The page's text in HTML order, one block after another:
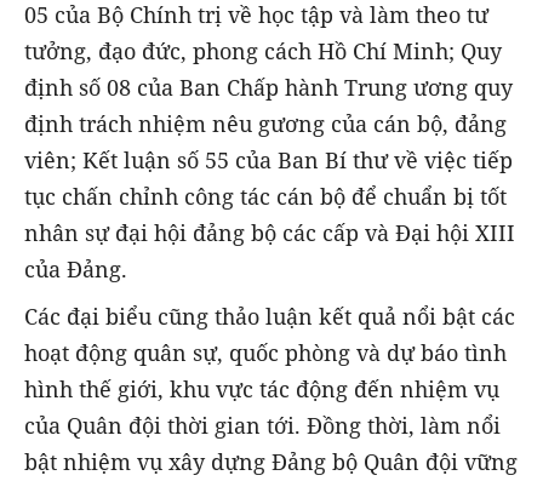
05 của Bộ Chính trị về học tập và làm theo tư
tưởng, đạo đức, phong cách Hồ Chí Minh; Quy
định số 08 của Ban Chấp hành Trung ương quy
định trách nhiệm nêu gương của cán bộ, đảng
viên; Kết luận số 55 của Ban Bí thư về việc tiếp
tục chấn chỉnh công tác cán bộ để chuẩn bị tốt
nhân sự đại hội đảng bộ các cấp và Đại hội XIII
của Đảng.
Các đại biểu cũng thảo luận kết quả nổi bật các
hoạt động quân sự, quốc phòng và dự báo tình
hình thế giới, khu vực tác động đến nhiệm vụ
của Quân đội thời gian tới. Đồng thời, làm nổi
bật nhiệm vụ xây dựng Đảng bộ Quân đội vững